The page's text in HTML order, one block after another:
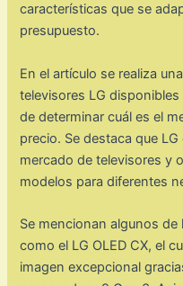
características que se
presupuesto.
En el artículo se realiza
televisores LG
de determinar cuál es el
precio. Se destaca que
mercado de televisores y
modelos para diferentes
Se mencionan algunos
como el LG OLED CX, el
imagen excepcional